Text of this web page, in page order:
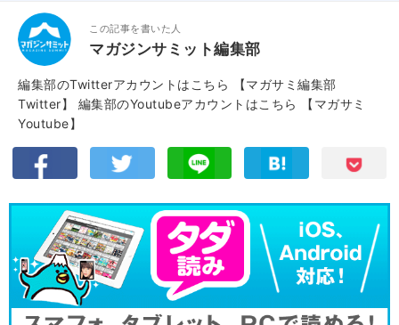
この記事を書いた人
マガジンサミット編集部
編集部のTwitterアカウントはこちら
【マガサミ編集部
Twitter】
編集部のYoutubeアカウントはこちら
【マガサミ
Youtube】